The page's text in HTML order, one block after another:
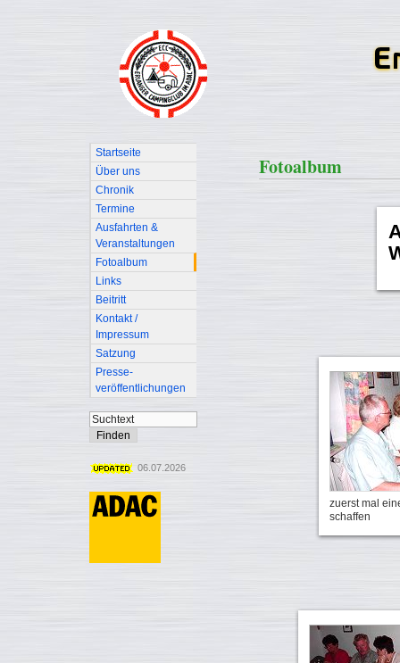
Fotoalbum
zuerst mal
schaffen
Startseite
Über uns
Chronik
Termine
Ausfahrten &
Veranstaltungen
Fotoalbum
Links
Beitritt
Kontakt /
Impressum
Satzung
Presse-
veröffentlichungen
06.07.2026